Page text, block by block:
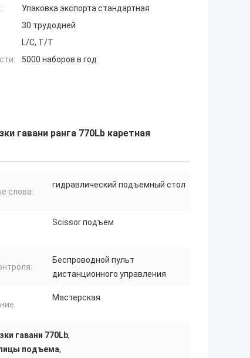
Упаковка экспорта стандартная
30 трудодней
L/C, T/T
5000 наборов в год
гавани ранга 770Lb каретная
слова:
гидравлический подъемный стол
Scissor подъем
Беспроводной пульт
дистанционного управления
Мастерская
гавани 770Lb,
подъема,